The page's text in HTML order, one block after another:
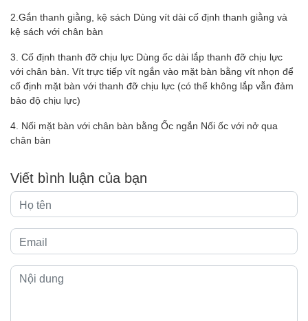
2.Gắn thanh giằng, kệ sách Dùng vít dài cố định thanh giằng và
kệ sách với chân bàn
3. Cố định thanh đỡ chịu lực Dùng ốc dài lắp thanh đỡ chịu lực
với chân bàn. Vít trực tiếp vít ngắn vào mặt bàn bằng vít nhọn để
cố định mặt bàn với thanh đỡ chịu lực (có thể không lắp vẫn đảm
bảo độ chịu lực)
4. Nối mặt bàn với chân bàn bằng Ốc ngắn Nối ốc với nở qua
chân bàn
Viết bình luận của bạn